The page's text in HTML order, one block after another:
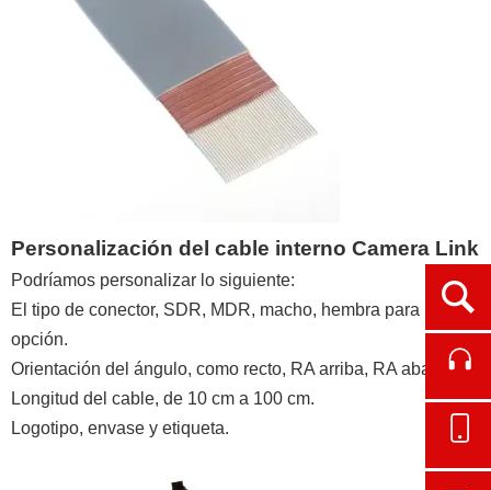
Personalización del cable interno Camera Link
Podríamos personalizar lo siguiente:
El tipo de conector, SDR, MDR, macho, hembra para la
opción.
Orientación del ángulo, como recto, RA arriba, RA abajo.
Longitud del cable, de 10 cm a 100 cm.
Logotipo, envase y etiqueta.